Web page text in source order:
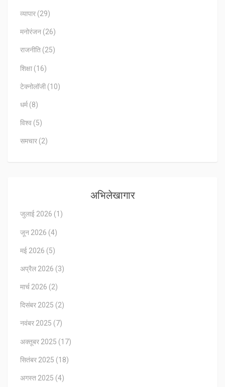
व्यापार (29)
मनोरंजन (26)
राजनीति (25)
शिक्षा (16)
टेक्नोलॉजी (10)
धर्म (8)
विश्व (5)
समचार (2)
अभिलेखागार
जुलाई 2026 (1)
जून 2026 (4)
मई 2026 (5)
अप्रैल 2026 (3)
मार्च 2026 (2)
दिसंबर 2025 (2)
नवंबर 2025 (7)
अक्तूबर 2025 (17)
सितंबर 2025 (18)
अगस्त 2025 (4)